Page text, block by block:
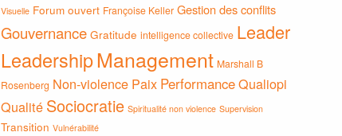
Visuelle Forum ouvert Françoise Keller Gestion des conflits
Gouvernance Gratitude intelligence collective Leader
LeadershipManagement Marshall B
Rosenberg Non-violence Paix PerformanceQualiopi
Qualité Sociocratie Spiritualité non violence Supervision
Transition Vulnérabilité